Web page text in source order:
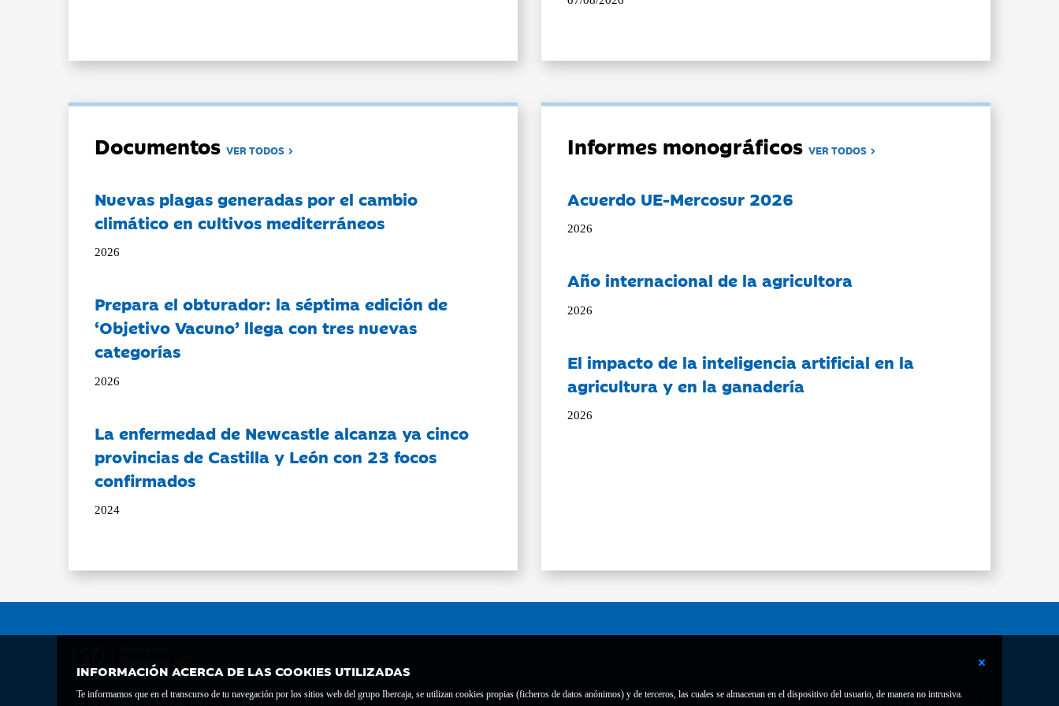
INFORMACIÓN ACERCA DE LAS COOKIES UTILIZADAS
Te informamos que en el transcurso de tu navegación por los sitios web del grupo Ibercaja, se utilizan cookies propias (ficheros de datos anónimos) y de terceros, las cuales se almacenan en el dispositivo del usuario, de manera no intrusiva.
DocumentosVER TODOS
Nuevas plagas generadas por el cambio
climático en cultivos mediterráneos
2026
Prepara el obturador: la séptima edición de
‘Objetivo Vacuno’ llega con tres nuevas
categorías
2026
La enfermedad de Newcastle alcanza ya cinco
provincias de Castilla y León con 23 focos
confirmados
2024
Informes monográficosVER TODOS
Acuerdo UE-Mercosur 2026
2026
Año internacional de la agricultora
2026
El impacto de la inteligencia artificial en la
agricultura y en la ganadería
2026